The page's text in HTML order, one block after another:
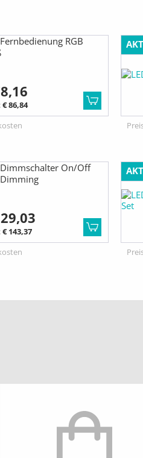
RGB
86,84
Dimmschalter On/Off
143,37